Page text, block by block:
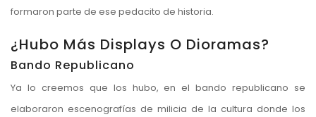
formaron parte de ese pedacito de historia.
¿Hubo Más Displays O Dioramas?
Bando Republicano
Ya lo creemos que los hubo, en el bando republicano se
elaboraron escenografías de milicia de la cultura donde los